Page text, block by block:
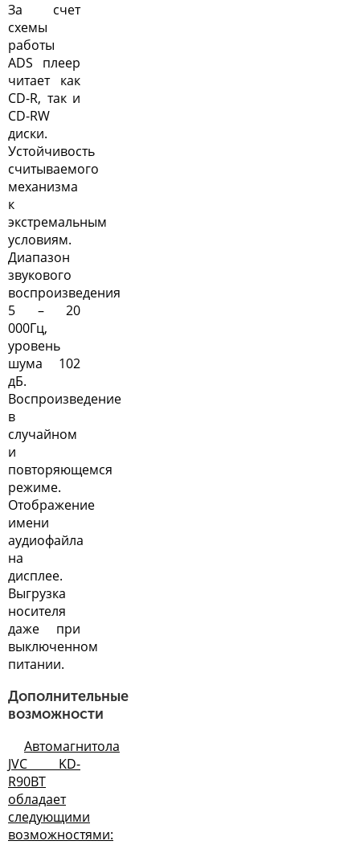
За счет
схемы
работы
ADS плеер
читает как
CD-R, так и
CD-RW
диски.
Устойчивость
считываемого
механизма
к
экстремальным
условиям.
Диапазон
звукового
воспроизведения
5 – 20
000Гц,
уровень
шума 102
дБ.
Воспроизведение
в
случайном
и
повторяющемся
режиме.
Отображение
имени
аудиофайла
на
дисплее.
Выгрузка
носителя
даже при
выключенном
питании.
Дополнительные
возможности
Автомагнитола
JVC KD-
R90BT
обладает
следующими
возможностями: